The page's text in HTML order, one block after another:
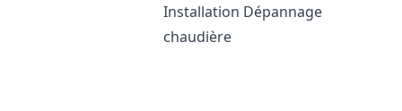
Installation Dépannage
chaudière